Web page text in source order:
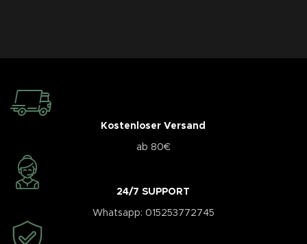
Kostenloser Versand
ab 80€
24/7 SUPPORT
Whatsapp: 015253772745